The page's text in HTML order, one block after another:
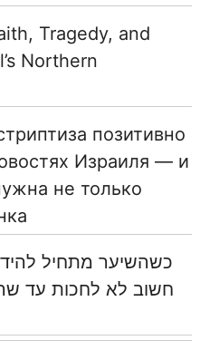
Tragedy, and
Northern
позитивно
Израиля — и
не только
כשהשיער מתחיל
חשוב לא לחכות עד